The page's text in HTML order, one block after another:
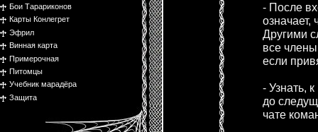
Бои Тарариконов
Карты Конлегрет
Эфрил
Винная карта
Примерочная
Питомцы
Учебник марадёра
Защита
- После
Другими
все
если
- Узнать,
до
чате